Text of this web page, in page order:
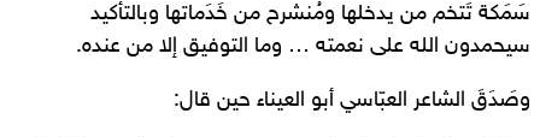
سَمَكة تَتخم من يدخلها ومُنشرح من خَدَماتها وبالتأكيد
سيحمدون الله على نعمته … وما التوفيق إلا من عنده.
وصَدَقَ الشاعر العبّاسي أبو العيناء حين قال: